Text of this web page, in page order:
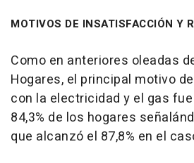
MOTIVOS DE INSATISFACCIÓN Y
Como en anteriores oleadas
Hogares, el principal motivo
con la electricidad y el gas
84,3% de los hogares
que alcanzó el 87,8% en el